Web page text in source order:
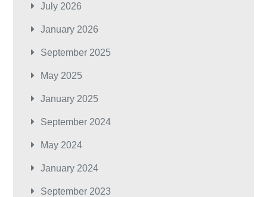
July 2026
January 2026
September 2025
May 2025
January 2025
September 2024
May 2024
January 2024
September 2023